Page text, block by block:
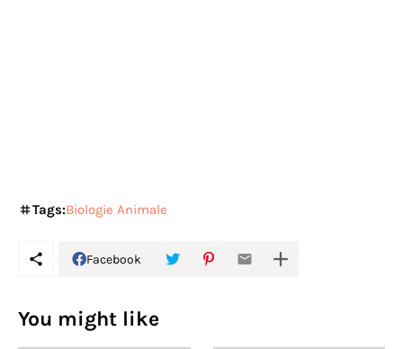
Tags:Biologie Animale
Facebook
You might like